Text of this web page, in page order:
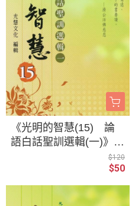
《光明的智慧(15) 論
語白話聖訓選輯(一)》／
聖賢仙佛 齊著／光慧$120
$50